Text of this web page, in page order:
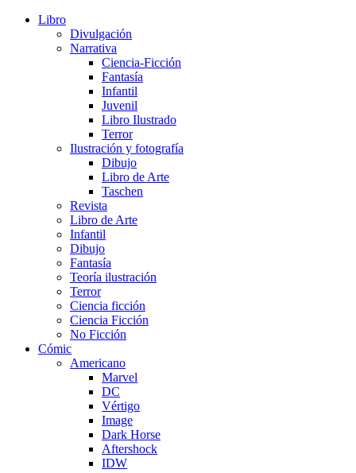
Libro
Divulgación
Narrativa
Ciencia-Ficción
Fantasía
Infantil
Juvenil
Libro Ilustrado
Terror
Ilustración y fotografía
Dibujo
Libro de Arte
Taschen
Revista
Libro de Arte
Infantil
Dibujo
Fantasía
Teoría ilustración
Terror
Ciencia ficción
Ciencia Ficción
No Ficción
Cómic
Americano
Marvel
DC
Vértigo
Image
Dark Horse
Aftershock
IDW